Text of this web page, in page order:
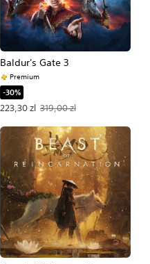
Baldur's Gate 3
Premium
-30%
223,30 zl
Oferowana cena: 223,30 zl.
319,00 zl